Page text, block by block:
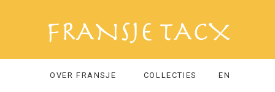
OVER FRANSJE COLLECTIES EN